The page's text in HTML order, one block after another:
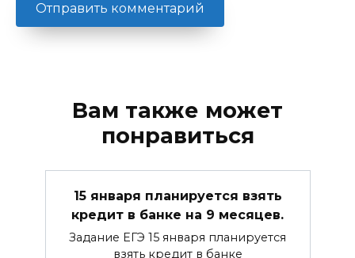
Вам также может
понравиться
15 января планируется взять
кредит в банке на 9 месяцев.
Задание ЕГЭ 15 января планируется
взять кредит в банке